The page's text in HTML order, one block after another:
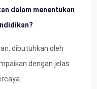
dalam menentukan
dibutuhkan oleh
dengan jelas